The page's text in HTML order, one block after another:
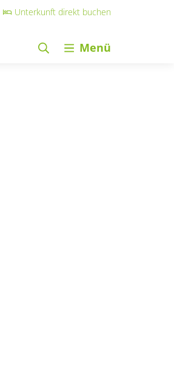
Unterkunft direkt buchen
Menü